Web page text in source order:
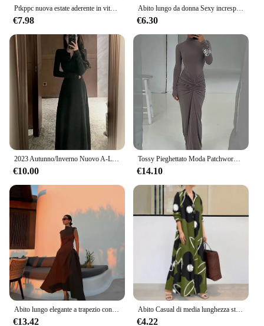
Ptkppc nuova estate aderente in vita elegante stile francese vestito da carro armato manica corta grigio da donna vestito lungo vestito Sexy
€7.98
Abito lungo da donna Sexy increspato senza maniche Slim Solid Summer Party Back Split Dress Clubwear abiti da donna Vestido
€6.30
2023 Autunno/Inverno Nuovo A-Line Abito lungo Dimagrante Vita aderente in cotone lavorato a maglia Fiocco di neve Abito a costine per le donne
€10.00
Tossy Pieghettato Moda Patchwork Abito Lungo da Donna a Vita Alta Manica Lunga Solido Sottile Vestito da Partito Estate 2024 Abito Maxi Femminile
€14.10
€13.42
Abito Casual di media lunghezza stampato sul davanti con bottoni a maniche lunghe da donna stampa casuale, abiti da camicia comodi e traspiranti
€4.22